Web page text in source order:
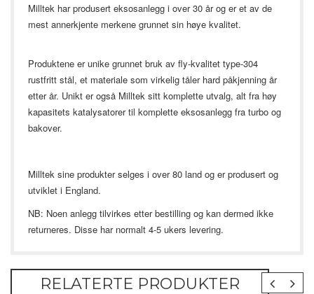
Milltek har produsert eksosanlegg i over 30 år og er et av de
mest annerkjente merkene grunnet sin høye kvalitet.
Produktene er unike grunnet bruk av fly-kvalitet type-304
rustfritt stål, et materiale som virkelig tåler hard påkjenning år
etter år. Unikt er også Milltek sitt komplette utvalg, alt fra høy
kapasitets katalysatorer til komplette eksosanlegg fra turbo og
bakover.
Milltek sine produkter selges i over 80 land og er produsert og
utviklet i England.
NB: Noen anlegg tilvirkes etter bestilling og kan dermed ikke
returneres. Disse har normalt 4-5 ukers levering.
RELATERTE PRODUKTER